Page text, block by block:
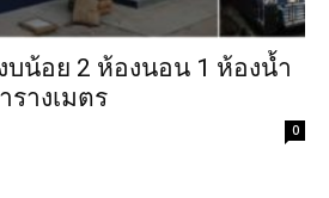
บน้อย 2 ห้องนอน 1 ห้องน้ำ
างเมตร
0